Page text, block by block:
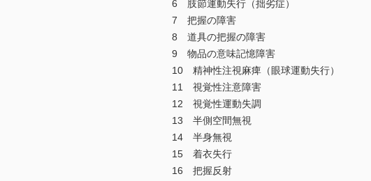
6 肢節運動失行（拙劣症）
7 把握の障害
8 道具の把握の障害
9 物品の意味記憶障害
10 精神性注視麻痺（眼球運動失行）
11 視覚性注意障害
12 視覚性運動失調
13 半側空間無視
14 半身無視
15 着衣失行
16 把握反射